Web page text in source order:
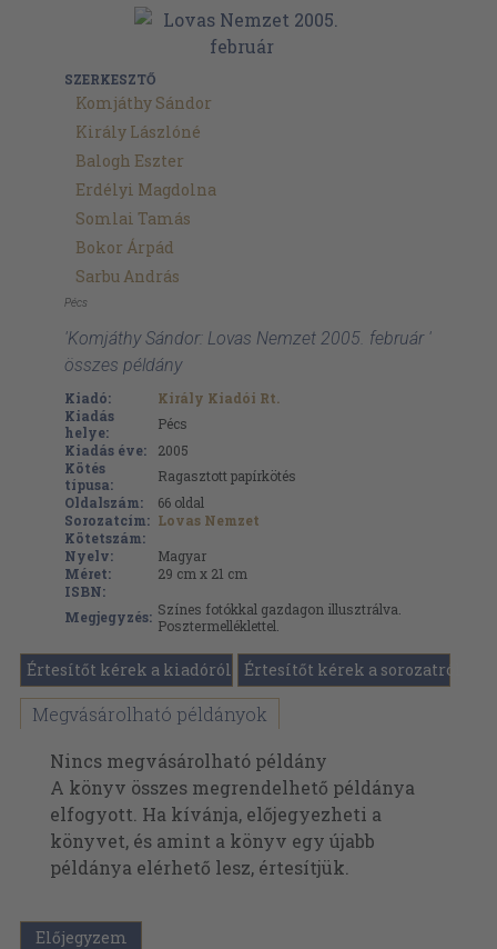
SZERKESZTŐ
Komjáthy Sándor
Király Lászlóné
Balogh Eszter
Erdélyi Magdolna
Somlai Tamás
Bokor Árpád
Sarbu András
Pécs
'Komjáthy Sándor: Lovas Nemzet 2005. február '
összes példány
Kiadó:
Király Kiadói Rt.
Kiadás
helye:
Pécs
Kiadás éve:
2005
Kötés
típusa:
Ragasztott papírkötés
Oldalszám:
66 oldal
Sorozatcím: Lovas Nemzet
Kötetszám:
Nyelv:
Magyar
Méret:
29 cm x 21 cm
ISBN:
Megjegyzés: Színes fotókkal gazdagon illusztrálva.
Posztermelléklettel.
Értesítőt kérek a kiadóról Értesítőt kérek a sorozatról
Megvásárolható példányok
Nincs megvásárolható példány
A könyv összes megrendelhető példánya
elfogyott. Ha kívánja, előjegyezheti a
könyvet, és amint a könyv egy újabb
példánya elérhető lesz, értesítjük.
Előjegyzem